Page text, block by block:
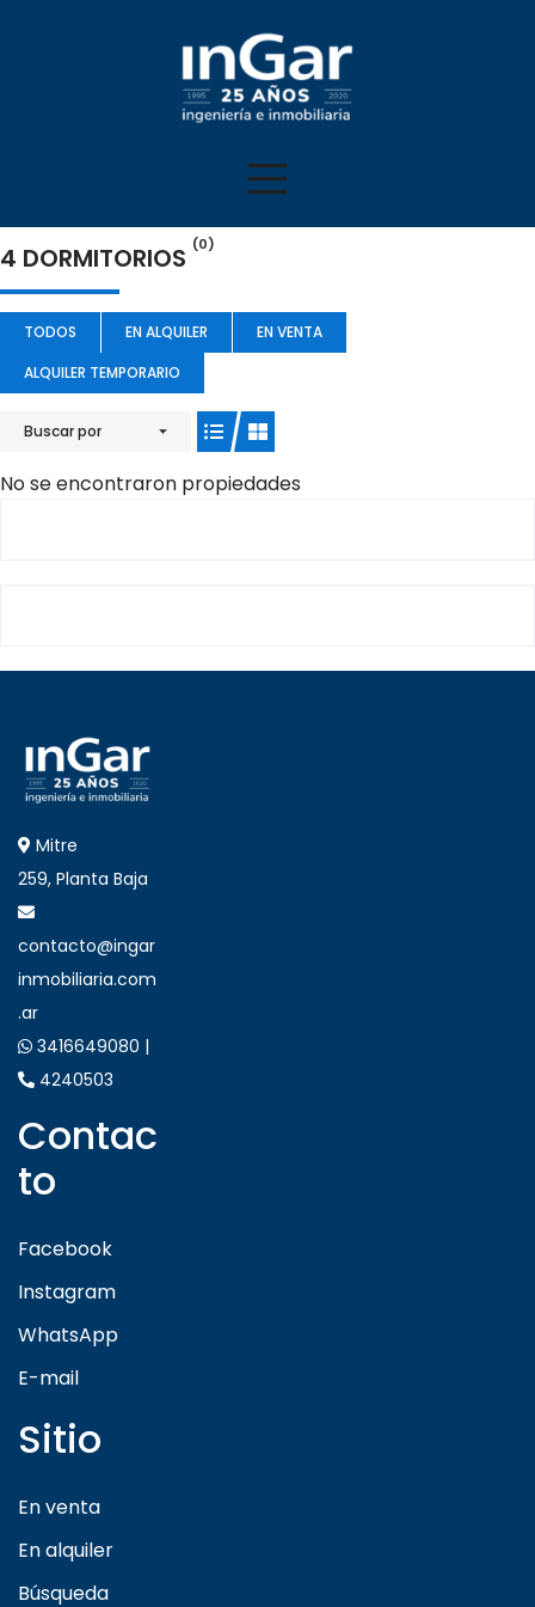
4 DORMITORIOS (0)
TODOS EN ALQUILER
EN VENTA
ALQUILER TEMPORARIO
Buscar por
No se encontraron propiedades
Mitre
259, Planta Baja
contacto@ingar
inmobiliaria.com
.ar
3416649080 |
4240503
Contac
to
Facebook
Instagram
WhatsApp
E-mail
Sitio
En venta
En alquiler
Búsqueda